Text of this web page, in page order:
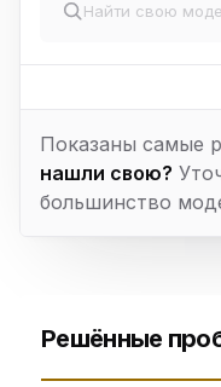
Показаны самые
нашли свою?
большинство
Решённые